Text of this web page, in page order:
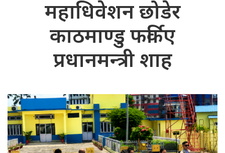
महाधिवेशन छोडेर
काठमाण्डु फर्किए
प्रधानमन्त्री शाह